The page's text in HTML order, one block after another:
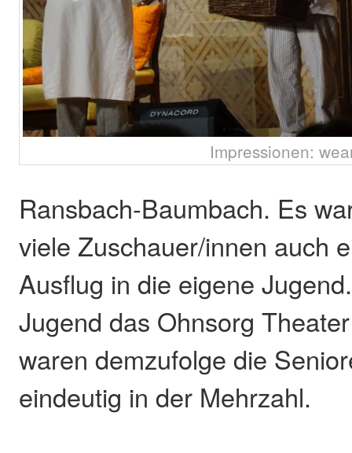
Impressionen:
Ransbach-Baumbach. Es
viele Zuschauer/innen auch
Ausflug in die eigene
Jugend das Ohnsorg
waren demzufolge die
eindeutig in der Mehrzahl.